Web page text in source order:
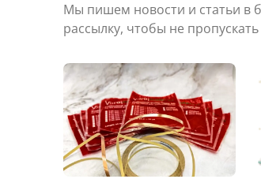
Мы пишем новости и статьи в
рассылку, чтобы не